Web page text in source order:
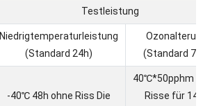
Testleistung
Niedrigtemperaturleistung
(Standard 24h)
(Standard
-40℃ 48h ohne Riss Die
40℃*50pphm
Risse für